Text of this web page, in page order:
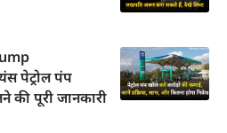
पेट्रोल पंप
की पूरी जानकारी